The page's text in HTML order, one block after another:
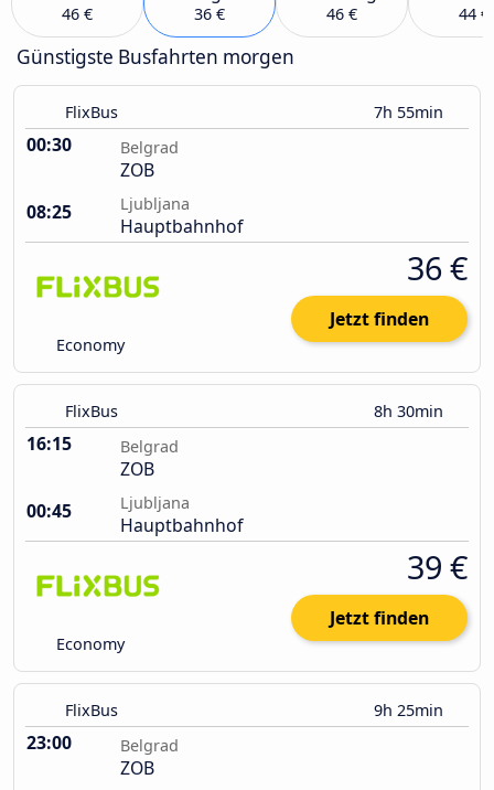
46 € 36 € 46 € 44 €
Günstigste Busfahrten morgen
FlixBus 7h 55min
00:30 Belgrad
ZOB
08:25
Ljubljana
Hauptbahnhof
Economy
36 €
Jetzt finden
FlixBus 8h 30min
16:15 Belgrad
ZOB
00:45
Ljubljana
Hauptbahnhof
Economy
39 €
Jetzt finden
FlixBus 9h 25min
23:00 Belgrad
ZOB